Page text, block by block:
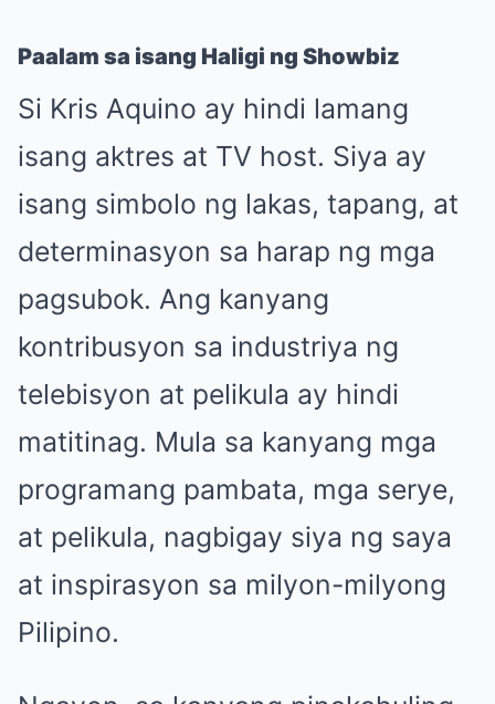
Paalam sa isang Haligi ng Showbiz
Si Kris Aquino ay hindi lamang
isang aktres at TV host. Siya ay
isang simbolo ng lakas, tapang, at
determinasyon sa harap ng mga
pagsubok. Ang kanyang
kontribusyon sa industriya ng
telebisyon at pelikula ay hindi
matitinag. Mula sa kanyang mga
programang pambata, mga serye,
at pelikula, nagbigay siya ng saya
at inspirasyon sa milyon-milyong
Pilipino.